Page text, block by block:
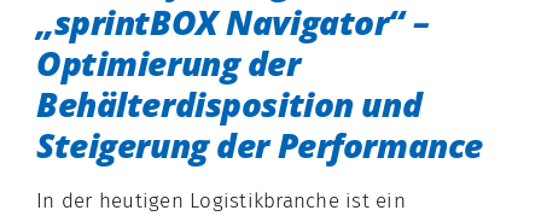
„sprintBOX Navigator“ –
Optimierung der
Behälterdisposition und
Steigerung der Performance
In der heutigen Logistikbranche ist ein